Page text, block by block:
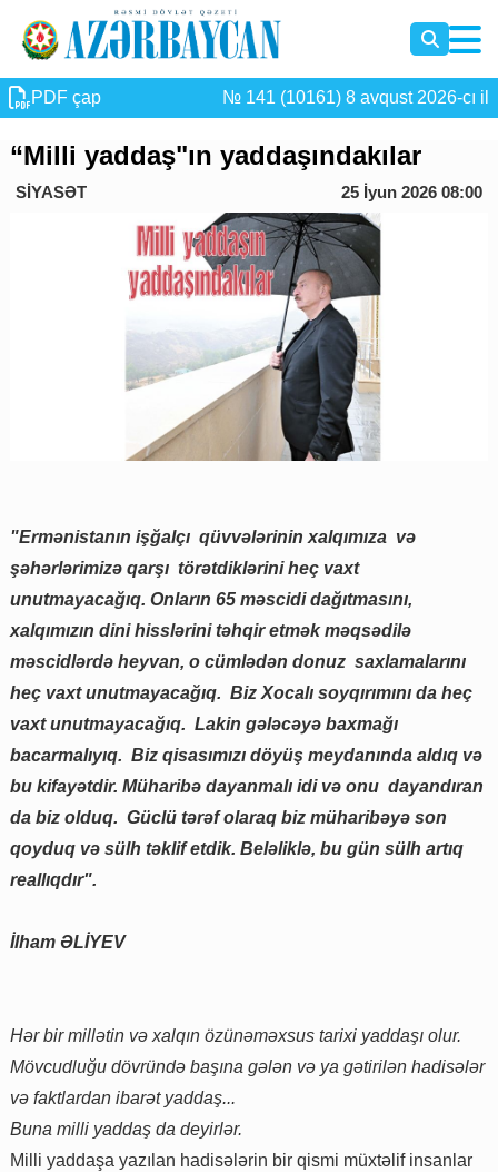
PDF çap № 141 (10161) 8 avqust 2026-cı il
“Milli yaddaş"ın yaddaşındakılar
SİYASƏT 25 İyun 2026 08:00
"Ermənistanın işğalçı qüvvələrinin xalqımıza və
şəhərlərimizə qarşı törətdiklərini heç vaxt
unutmayacağıq. Onların 65 məscidi dağıtmasını,
xalqımızın dini hisslərini təhqir etmək məqsədilə
məscidlərdə heyvan, o cümlədən donuz saxlamalarını
heç vaxt unutmayacağıq. Biz Xocalı soyqırımını da heç
vaxt unutmayacağıq. Lakin gələcəyə baxmağı
bacarmalıyıq. Biz qisasımızı döyüş meydanında aldıq və
bu kifayətdir. Müharibə dayanmalı idi və onu dayandıran
da biz olduq. Güclü tərəf olaraq biz müharibəyə son
qoyduq və sülh təklif etdik. Beləliklə, bu gün sülh artıq
reallıqdır".
İlham ƏLİYEV
Hər bir millətin və xalqın özünəməxsus tarixi yaddaşı olur.
Mövcudluğu dövründə başına gələn və ya gətirilən hadisələr
və faktlardan ibarət yaddaş...
Buna milli yaddaş da deyirlər.
Milli yaddaşa yazılan hadisələrin bir qismi müxtəlif insanlar